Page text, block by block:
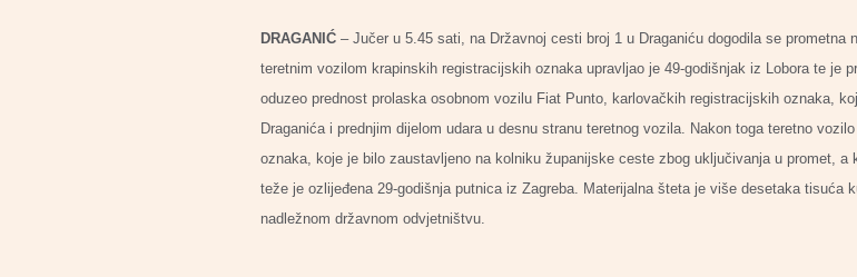
DRAGANIĆ – Jučer u 5.45 sati, na Državnoj cesti broj 1 u Draganiću dogodila se prometna
teretnim vozilom krapinskih registracijskih oznaka upravljao je 49-godišnjak iz Lobora te je
oduzeo prednost prolaska osobnom vozilu Fiat Punto, karlovačkih registracijskih oznaka,
Draganića i prednjim dijelom udara u desnu stranu teretnog vozila. Nakon toga teretno
oznaka, koje je bilo zaustavljeno na kolniku županijske ceste zbog uključivanja u promet,
teže je ozlijeđena 29-godišnja putnica iz Zagreba. Materijalna šteta je više desetaka tisuća
nadležnom državnom odvjetništvu.